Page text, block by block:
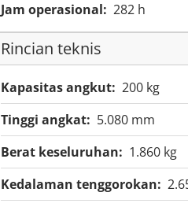
Jam operasional: 282 h
Rincian teknis
Kapasitas angkut: 200 kg
Tinggi angkat: 5.080 mm
Berat keseluruhan: 1.860 kg
Kedalaman tenggorokan: